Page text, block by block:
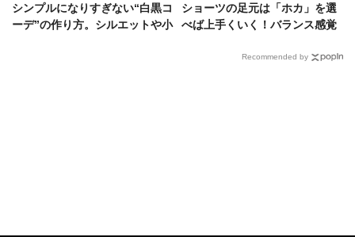
シンプルになりすぎない“白黒コ
ーデ”の作り方。シルエットや小
ショーツの足元は「ホカ」を選
べば上手くいく！バランス感覚
Recommended by